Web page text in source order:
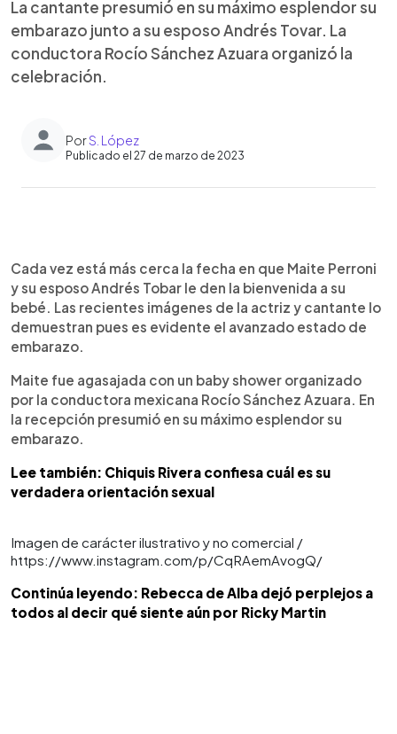
La cantante presumió en su máximo esplendor su
embarazo junto a su esposo Andrés Tovar. La
conductora Rocío Sánchez Azuara organizó la
celebración.
PorS. López
Publicado el 27 de marzo de 2023
Escuchar artículo
Cada vez está más cerca la fecha en que Maite Perroni
y su esposo Andrés Tobar le den la bienvenida a su
bebé. Las recientes imágenes de la actriz y cantante lo
demuestran pues es evidente el avanzado estado de
embarazo.
Maite fue agasajada con un baby shower organizado
por la conductora mexicana Rocío Sánchez Azuara. En
la recepción presumió en su máximo esplendor su
embarazo.
Lee también: Chiquis Rivera confiesa cuál es su
verdadera orientación sexual
Imagen de carácter ilustrativo y no comercial /
https://www.instagram.com/p/CqRAemAvogQ/
Continúa leyendo: Rebecca de Alba dejó perplejos a
todos al decir qué siente aún por Ricky Martin